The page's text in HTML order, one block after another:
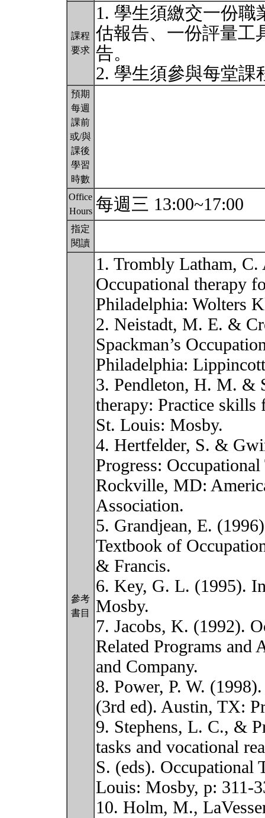
課程
要求
1. 學生須繳交一份
估報告、一份評量工
告。
2. 學生須參與每堂
預期
每週
課前
或/與
課後
學習
時數
Office
Hours 每週三 13:00~17:00
指定
閱讀
參考
書目
1. Trombly Latham,
Occupational therapy
Philadelphia: Wolters
2. Neistadt, M. E. &
Spackman’s
Philadelphia:
3. Pendleton, H. M. &
therapy: Practice
St. Louis: Mosby.
4. Hertfelder, S. &
Progress:
Rockville, MD:
Association.
5. Grandjean, E.
Textbook of
& Francis.
6. Key, G. L. (1995).
Mosby.
7. Jacobs, K. (1992).
Related Programs and
and Company.
8. Power, P. W.
(3rd ed). Austin, TX:
9. Stephens, L. C., &
tasks and vocational
S. (eds). Occupational
Louis: Mosby, p: 311-
10. Holm, M.,